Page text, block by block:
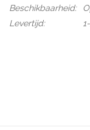
Beschikbaarheid:
Levertijd: